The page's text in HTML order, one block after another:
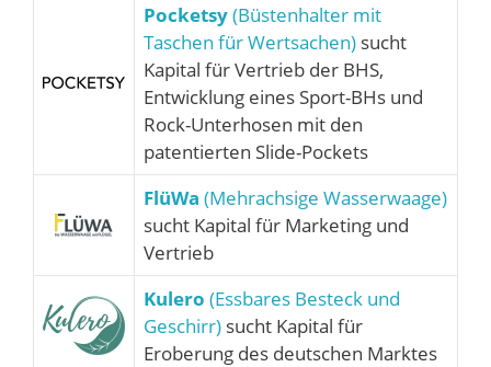
Pocketsy(Büstenhalter mit
Taschen für Wertsachen) sucht
Kapital für Vertrieb der BHS,
Entwicklung eines Sport-BHs und
Rock-Unterhosen mit den
patentierten Slide-Pockets
FlüWa (Mehrachsige Wasserwaage)
sucht Kapital für Marketing und
Vertrieb
Kulero (Essbares Besteck und
Geschirr) sucht Kapital für
Eroberung des deutschen Marktes